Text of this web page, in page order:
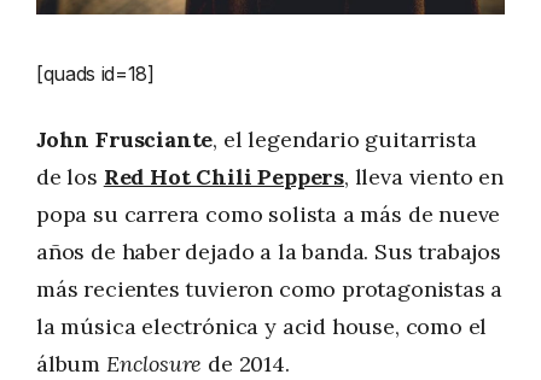
[quads id=18]
John Frusciante, el legendario guitarrista
de los Red Hot Chili Peppers, lleva viento en
popa su carrera como solista a más de nueve
años de haber dejado a la banda. Sus trabajos
más recientes tuvieron como protagonistas a
la música electrónica y acid house, como el
álbum Enclosure de 2014.